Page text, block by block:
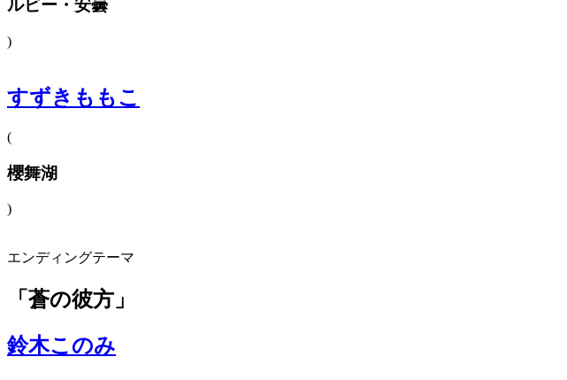
ルビー・安曇
)
すずきももこ
(
櫻舞湖
)
エンディングテーマ
「蒼の彼方」
鈴木このみ